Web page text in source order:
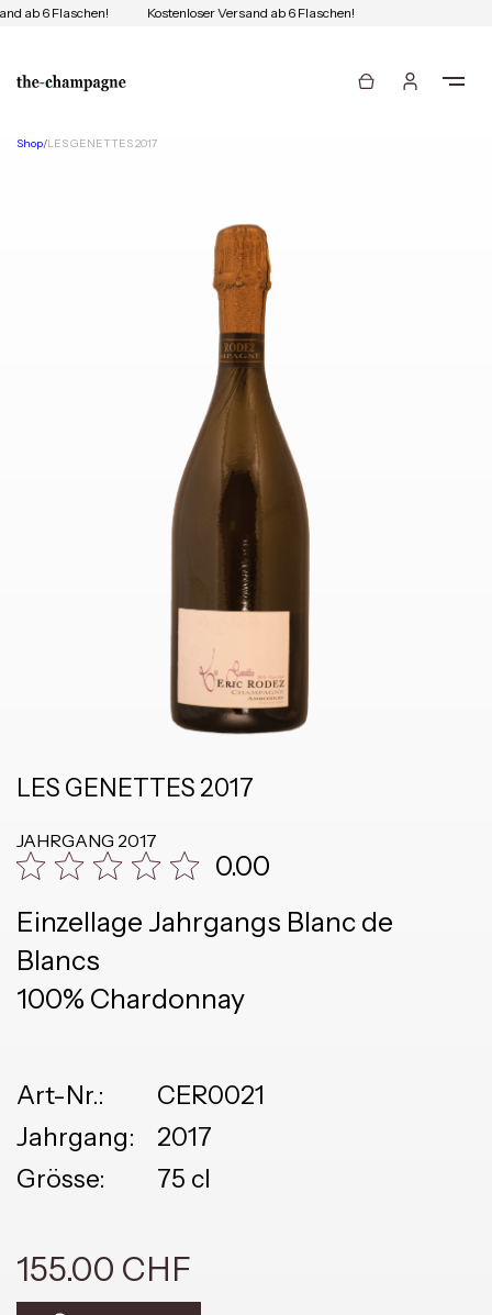
ab 6 Flaschen! Kostenloser Versand ab 6 Flaschen!
Shop/LES GENETTES 2017
LES GENETTES 2017
JAHRGANG 2017
0.00
Einzellage Jahrgangs Blanc de
Blancs
100% Chardonnay
Art-Nr.:
CER0021
Jahrgang:
2017
Grösse:
75 cl
155.00 CHF